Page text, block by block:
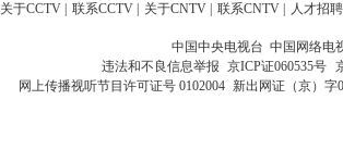
关于CCTV 联系CCTV 关于CNTV 联系CNTV 人才招聘
中国中央电视台 中国网络电
违法和不良信息举报 京ICP证060535号
网上传播视听节目许可证号 0102004 新出网证（京）